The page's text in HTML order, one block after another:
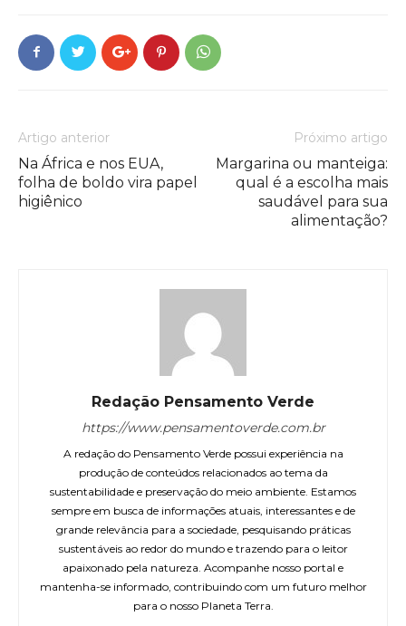
Artigo anterior
Na África e nos EUA,
folha de boldo vira papel
higiênico
Próximo artigo
Margarina ou manteiga:
qual é a escolha mais
saudável para sua
alimentação?
Redação Pensamento Verde
https://www.pensamentoverde.com.br
A redação do Pensamento Verde possui experiência na
produção de conteúdos relacionados ao tema da
sustentabilidade e preservação do meio ambiente. Estamos
sempre em busca de informações atuais, interessantes e de
grande relevância para a sociedade, pesquisando práticas
sustentáveis ao redor do mundo e trazendo para o leitor
apaixonado pela natureza. Acompanhe nosso portal e
mantenha-se informado, contribuindo com um futuro melhor
para o nosso Planeta Terra.